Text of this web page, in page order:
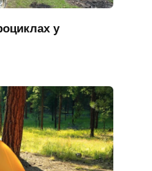
у